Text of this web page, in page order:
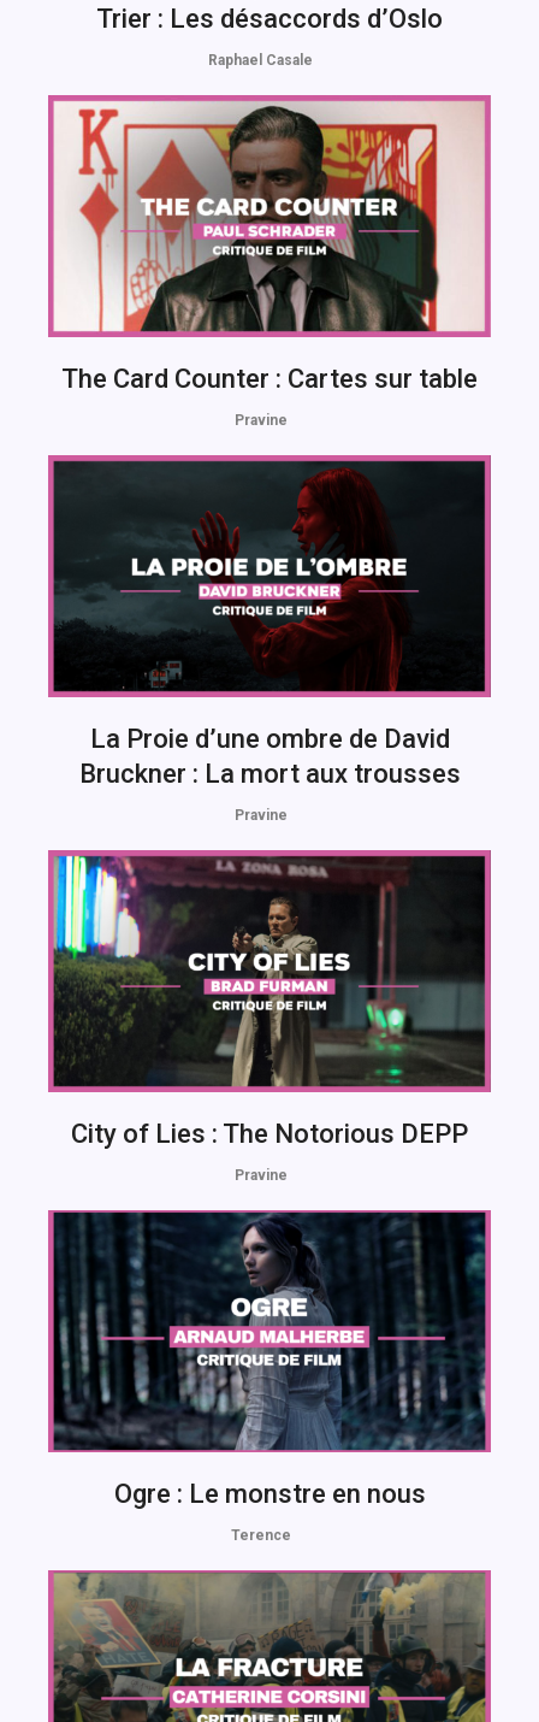
Trier : Les désaccords d’Oslo
Raphael Casale
The Card Counter : Cartes sur table
Pravine
La Proie d’une ombre de David
Bruckner : La mort aux trousses
Pravine
City of Lies : The Notorious DEPP
Pravine
Ogre : Le monstre en nous
Terence